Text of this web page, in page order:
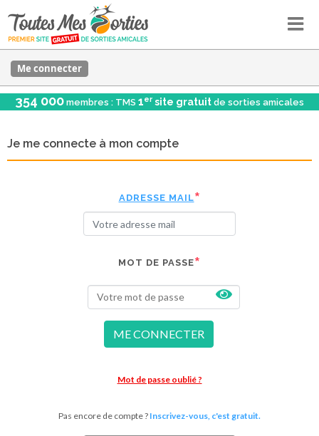
Me connecter
354 000 membres : TMS 1er site gratuit de sorties amicales
Je me connecte à mon compte
ADRESSE MAIL
MOT DE PASSE
ME CONNECTER
Mot de passe oublié ?
Pas encore de compte ? Inscrivez-vous, c'est gratuit.